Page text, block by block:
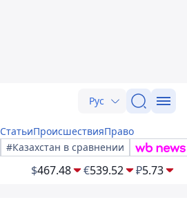
Рус
СтатьиПроисшествияПраво
#Казахстан в сравнении
$467.48 €539.52 ₽5.73